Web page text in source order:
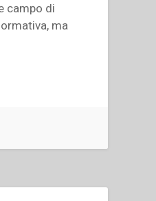
campo di
ma